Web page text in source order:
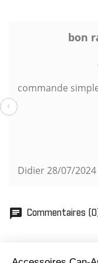
bon
commande
Didier28/07/2024
‹
chat Commentaires (0)